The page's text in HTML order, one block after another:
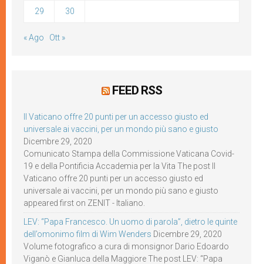
29 30
« Ago Ott »
FEED RSS
Il Vaticano offre 20 punti per un accesso giusto ed
universale ai vaccini, per un mondo più sano e giusto
Dicembre 29, 2020
Comunicato Stampa della Commissione Vaticana Covid-
19 e della Pontificia Accademia per la Vita The post Il
Vaticano offre 20 punti per un accesso giusto ed
universale ai vaccini, per un mondo più sano e giusto
appeared first on ZENIT - Italiano.
LEV: “Papa Francesco. Un uomo di parola”, dietro le quinte
dell’omonimo film di Wim Wenders Dicembre 29, 2020
Volume fotografico a cura di monsignor Dario Edoardo
Viganò e Gianluca della Maggiore The post LEV: “Papa